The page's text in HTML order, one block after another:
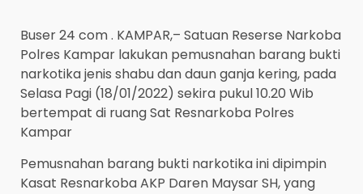
Buser 24 com . KAMPAR,– Satuan Reserse Narkoba
Polres Kampar lakukan pemusnahan barang bukti
narkotika jenis shabu dan daun ganja kering, pada
Selasa Pagi (18/01/2022) sekira pukul 10.20 Wib
bertempat di ruang Sat Resnarkoba Polres
Kampar
Pemusnahan barang bukti narkotika ini dipimpin
Kasat Resnarkoba AKP Daren Maysar SH, yang